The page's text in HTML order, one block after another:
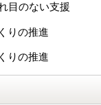
目のない支援
りの推進
りの推進